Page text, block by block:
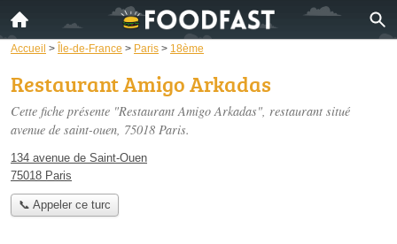
Accueil > Île-de-France > Paris > 18ème
Restaurant Amigo Arkadas
Cette fiche présente "Restaurant Amigo Arkadas", restaurant situé
avenue de saint-ouen, 75018 Paris.
134 avenue de Saint-Ouen
75018 Paris
📞 Appeler ce turc